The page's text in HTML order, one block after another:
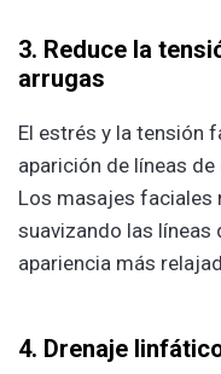
3. Reduce la
arrugas
El estrés y la tensión
aparición de líneas
Los masajes faciales
suavizando las líneas
apariencia más
4. Drenaje